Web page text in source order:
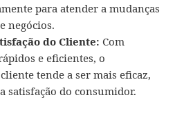
para atender a mudanças
negócios.
do Cliente: Com
e eficientes, o
tende a ser mais eficaz,
satisfação do consumidor.